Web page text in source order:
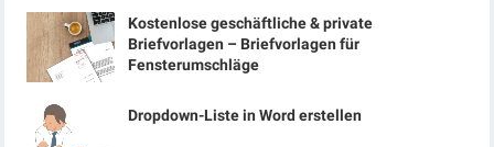
Kostenlose geschäftliche & private
Briefvorlagen – Briefvorlagen für
Fensterumschläge
Dropdown-Liste in Word erstellen